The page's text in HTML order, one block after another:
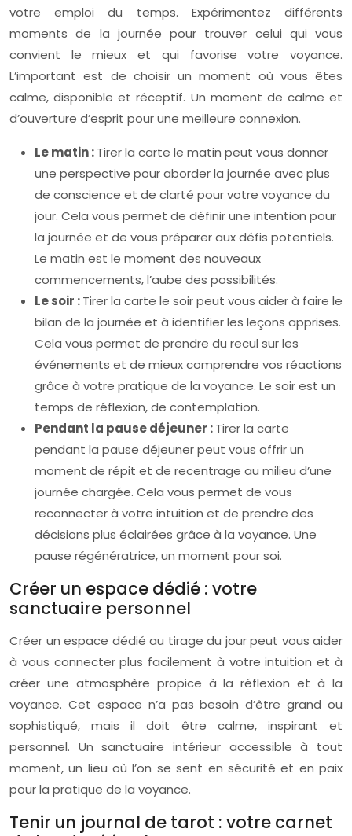
votre emploi du temps. Expérimentez différents
moments de la journée pour trouver celui qui vous
convient le mieux et qui favorise votre voyance.
L’important est de choisir un moment où vous êtes
calme, disponible et réceptif. Un moment de calme et
d’ouverture d’esprit pour une meilleure connexion.
Le matin :Tirer la carte le matin peut vous donner
une perspective pour aborder la journée avec plus
de conscience et de clarté pour votre voyance du
jour. Cela vous permet de définir une intention pour
la journée et de vous préparer aux défis potentiels.
Le matin est le moment des nouveaux
commencements, l’aube des possibilités.
Le soir :Tirer la carte le soir peut vous aider à faire le
bilan de la journée et à identifier les leçons apprises.
Cela vous permet de prendre du recul sur les
événements et de mieux comprendre vos réactions
grâce à votre pratique de la voyance. Le soir est un
temps de réflexion, de contemplation.
Pendant la pause déjeuner :Tirer la carte
pendant la pause déjeuner peut vous offrir un
moment de répit et de recentrage au milieu d’une
journée chargée. Cela vous permet de vous
reconnecter à votre intuition et de prendre des
décisions plus éclairées grâce à la voyance. Une
pause régénératrice, un moment pour soi.
Créer un espace dédié : votre
sanctuaire personnel
Créer un espace dédié au tirage du jour peut vous aider
à vous connecter plus facilement à votre intuition et à
créer une atmosphère propice à la réflexion et à la
voyance. Cet espace n’a pas besoin d’être grand ou
sophistiqué, mais il doit être calme, inspirant et
personnel. Un sanctuaire intérieur accessible à tout
moment, un lieu où l’on se sent en sécurité et en paix
pour la pratique de la voyance.
Tenir un journal de tarot : votre carnet